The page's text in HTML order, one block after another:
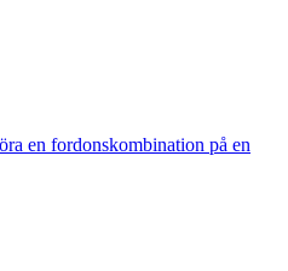
en fordonskombination på en